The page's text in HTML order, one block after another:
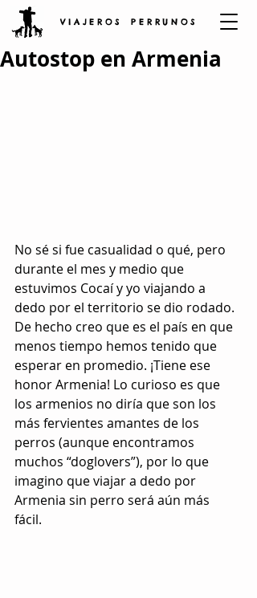
V I A J E R O S P E R R U N O S
Autostop en Armenia
No sé si fue casualidad o qué, pero
durante el mes y medio que
estuvimos Cocaí y yo viajando a
dedo por el territorio se dio rodado.
De hecho creo que es el país en que
menos tiempo hemos tenido que
esperar en promedio. ¡Tiene ese
honor Armenia! Lo curioso es que
los armenios no diría que son los
más fervientes amantes de los
perros (aunque encontramos
muchos “doglovers”), por lo que
imagino que viajar a dedo por
Armenia sin perro será aún más
fácil.